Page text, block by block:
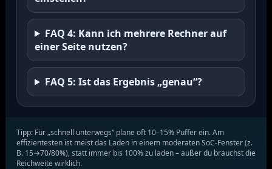
FAQ 4: Kann ich mehrere Rechner auf
einer Seite nutzen?
FAQ 5: Ist das Ergebnis „genau“?
Tipp: Für „schnell unterwegs“ plane oft 10–15% Puffer ein. Am
effizientesten ist meist das Laden in einem moderaten SoC-Fenster (z.
B. 15→70/80%), statt immer bis 100% zu laden – außer du brauchst die
Reichweite wirklich.